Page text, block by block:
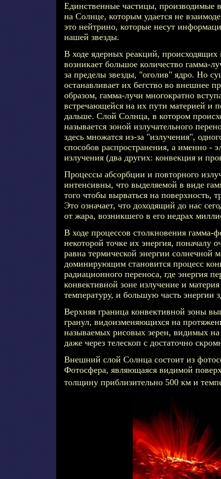
Единственные частицы, производимые
на Солнце, которым удается не
это нейтрино, которые несут
нашей звезды.
В ходе ядерных реакций,
возникает большое количество гамма-
за пределы звезды, "оголив" ядро. Но
останавливает их бегство во внешнее
образом, гамма-лучи многократно
встречающейся на их пути материей и
дальше. Слой Солнца, в котором
называется зоной излучательного
здесь множатся из-за "излучения",
способов распространения, а именно -
излучения (два других: конвекция и
Процессы абсорбции и повторного
интенсивны, что выделяемой в виде
того чтобы вырваться на поверхность,
Это означает, что доходящий до нас
от жара, возникшего в его недрах
В ходе процессов столкновения
некоторой точке их энергия, поначалу
равна термической энергии солнечной
доминирующим становится процесс
радиационного переноса, где энергия
конвективной зоне излучение и
температуру, и большую часть энергии
Верхняя граница конвективной зоны
гранул, видоизменяющихся на
называемых рисовых зерен, видимых
даже через телескоп с достаточно
Внешний слой Солнца состоит из
Фотосфера, являющаяся видимой
толщину приблизительно 500 км и